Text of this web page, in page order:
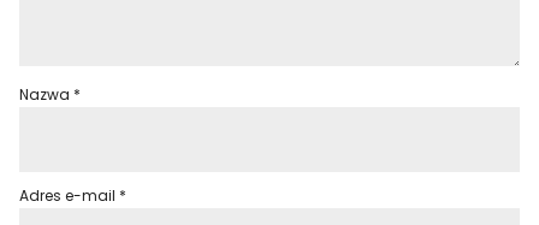
Nazwa *
Adres e-mail *